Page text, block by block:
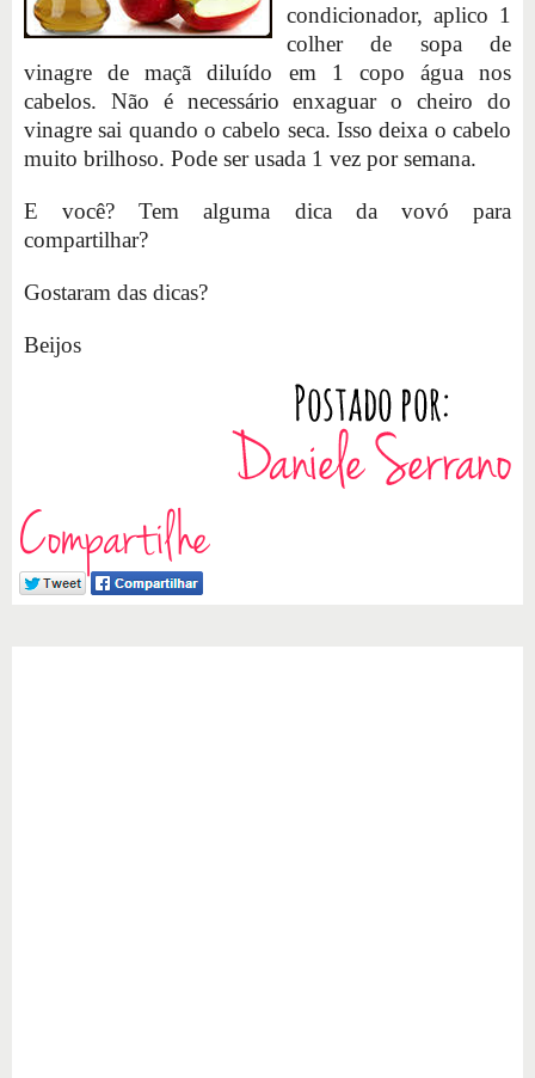
condicionador, aplico 1
colher de sopa de
vinagre de maçã diluído em 1 copo água nos
cabelos. Não é necessário enxaguar o cheiro do
vinagre sai quando o cabelo seca. Isso deixa o cabelo
muito brilhoso. Pode ser usada 1 vez por semana.
E você? Tem alguma dica da vovó para
compartilhar?
Gostaram das dicas?
Beijos
Compartilhe